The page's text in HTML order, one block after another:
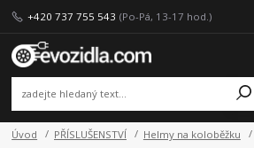
+420 737 755 543 (Po-Pá, 13-17 hod.)
Úvod PŘÍSLUŠENSTVÍ Helmy na koloběžku